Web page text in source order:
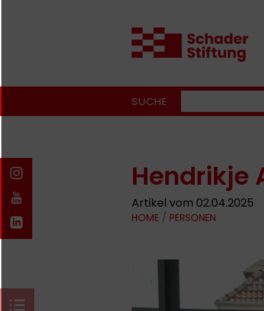
SUCHE
Hendrikje
Artikel vom 02.04.2025
HOME / PERSONEN